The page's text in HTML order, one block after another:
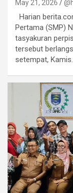
May 21, 2026
Harian
Pertama (SMP)
tasyakuran
tersebut
setempat,